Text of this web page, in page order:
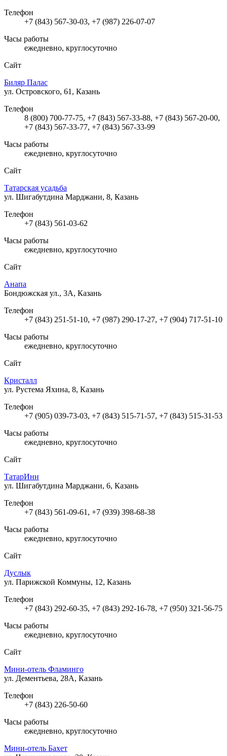
Телефон
+7 (843) 567-30-03, +7 (987) 226-07-07
Часы работы
ежедневно, круглосуточно
Сайт
Биляр Палас
ул. Островского, 61, Казань
Телефон
8 (800) 700-77-75, +7 (843) 567-33-88, +7 (843) 567-20-00,
+7 (843) 567-33-77, +7 (843) 567-33-99
Часы работы
ежедневно, круглосуточно
Сайт
Татарская усадьба
ул. Шигабутдина Марджани, 8, Казань
Телефон
+7 (843) 561-03-62
Часы работы
ежедневно, круглосуточно
Сайт
Анапа
Бондюжская ул., 3А, Казань
Телефон
+7 (843) 251-51-10, +7 (987) 290-17-27, +7 (904) 717-51-10
Часы работы
ежедневно, круглосуточно
Сайт
Кристалл
ул. Рустема Яхина, 8, Казань
Телефон
+7 (905) 039-73-03, +7 (843) 515-71-57, +7 (843) 515-31-53
Часы работы
ежедневно, круглосуточно
Сайт
ТатарИнн
ул. Шигабутдина Марджани, 6, Казань
Телефон
+7 (843) 561-09-61, +7 (939) 398-68-38
Часы работы
ежедневно, круглосуточно
Сайт
Дуслык
ул. Парижской Коммуны, 12, Казань
Телефон
+7 (843) 292-60-35, +7 (843) 292-16-78, +7 (950) 321-56-75
Часы работы
ежедневно, круглосуточно
Сайт
Мини-отель Фламинго
ул. Дементьева, 28А, Казань
Телефон
+7 (843) 226-50-60
Часы работы
ежедневно, круглосуточно
Мини-отель Бахет